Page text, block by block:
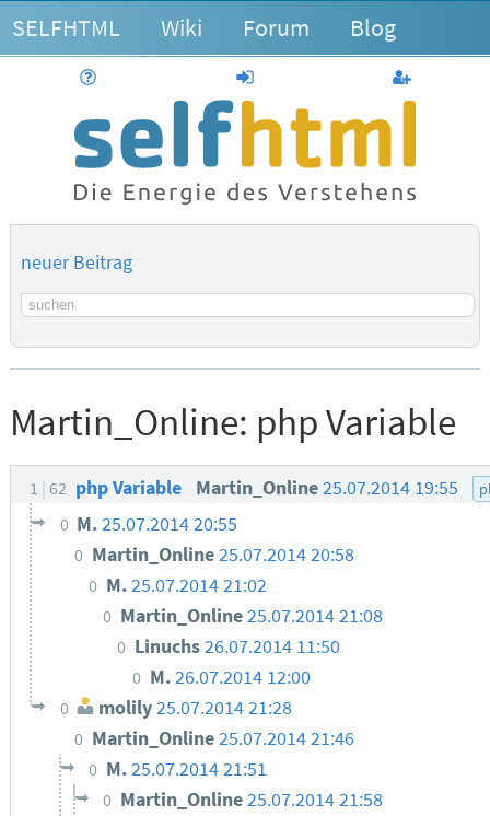
SELFHTML Wiki Forum Blog
anmelden
neuer Beitrag
Suchbegriff
Martin_Online: php Variable
1 62 php Variable Martin_Online25.07.2014 19:55
0 M.25.07.2014 20:55
0 Martin_Online25.07.2014 20:58
0 M.25.07.2014 21:02
0 Martin_Online25.07.2014 21:08
0 Linuchs26.07.2014 11:50
0 M.26.07.2014 12:00
0 molily25.07.2014 21:28
0 Martin_Online25.07.2014 21:46
0 M.25.07.2014 21:51
0 Martin_Online25.07.2014 21:58